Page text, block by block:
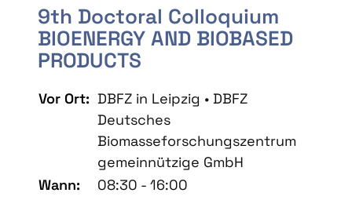
9th Doctoral Colloquium
BIOENERGY AND BIOBASED
PRODUCTS
Vor Ort: DBFZ in Leipzig • DBFZ
Deutsches
Biomasseforschungszentrum
gemeinnützige GmbH
Wann:
08:30 - 16:00